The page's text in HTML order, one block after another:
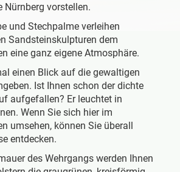
vorstellen.
und Stechpalme verleihen
Sandsteinskulpturen dem
eine ganz eigene Atmosphäre.
einen Blick auf die gewaltigen
Ist Ihnen schon der dichte
aufgefallen? Er leuchtet in
Wenn Sie sich hier im
umsehen, können Sie überall
entdecken.
des Wehrgangs werden Ihnen